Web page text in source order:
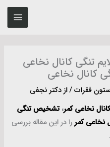
تنگی کانال نخاعی
کانال نخاعی
فقرات/ ازدکتر نجفی
نخاعی کمر،تشخیص تنگی
نخاعی کمررا در این مقاله بررسی